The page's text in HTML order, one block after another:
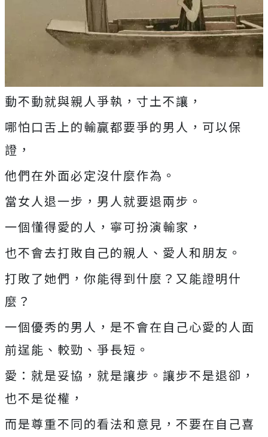
動不動就與親人爭執，寸土不讓，
哪怕口舌上的輸贏都要爭的男人，可以保
證，
他們在外面必定沒什麼作為。
當女人退一步，男人就要退兩步。
一個懂得愛的人，寧可扮演輸家，
也不會去打敗自己的親人、愛人和朋友。
打敗了她們，你能得到什麼？又能證明什
麼？
一個優秀的男人，是不會在自己心愛的人面
前逞能、較勁、爭長短。
愛：就是妥協，就是讓步。讓步不是退卻，
也不是從權，
而是尊重不同的看法和意見，不要在自己喜